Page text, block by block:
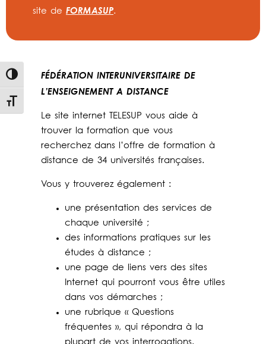
Passer en contraste élevé
Changer la taille de la police
site de FORMASUP.
FÉDÉRATION INTERUNIVERSITAIRE DE
L’ENSEIGNEMENT A DISTANCE
Le site internet TELESUP vous aide à
trouver la formation que vous
recherchez dans l’offre de formation à
distance de 34 universités françaises.
Vous y trouverez également :
une présentation des services de
chaque université ;
des informations pratiques sur les
études à distance ;
une page de liens vers des sites
Internet qui pourront vous être utiles
dans vos démarches ;
une rubrique « Questions
fréquentes », qui répondra à la